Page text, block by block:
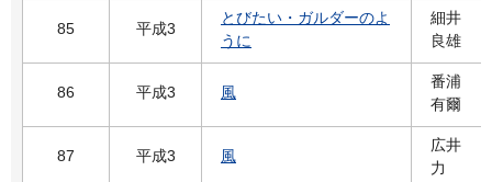
85 平成3
とびたい・ガルダーのよ
うに
細井
良雄
86 平成3 風
番浦
有爾
87 平成3 風
広井
力